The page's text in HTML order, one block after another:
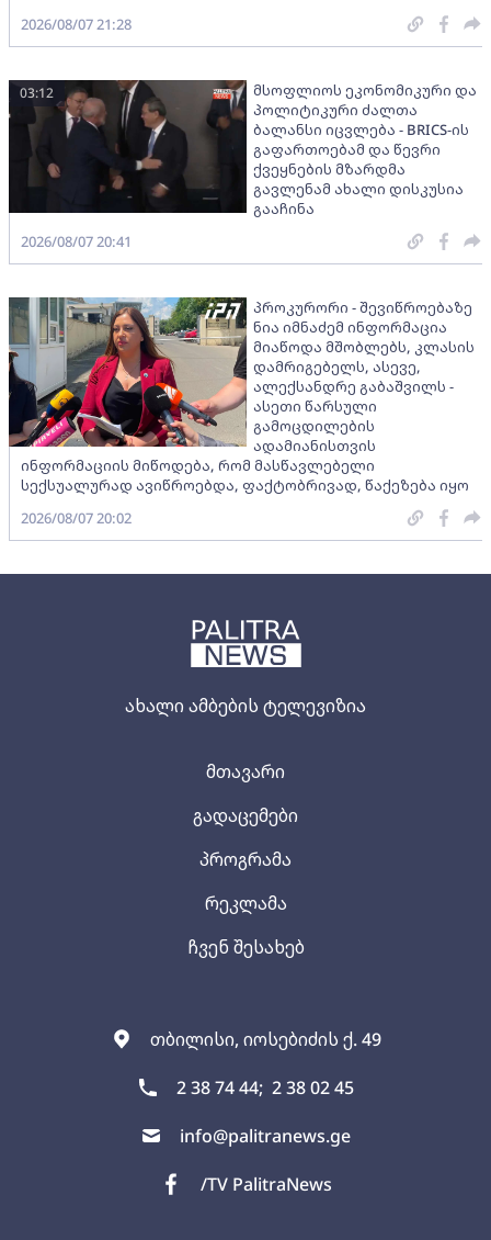
ახალი ამბების ტელევიზია
თბილისი, იოსებიძის ქ. 49
2 38 74 44; 2 38 02 45
info@palitranews.ge
/TV PalitraNews
მთავარი
გადაცემები
პროგრამა
რეკლამა
ჩვენ შესახებ
2026/08/07 21:28
მსოფლიოს ეკონომიკური და
პოლიტიკური ძალთა
ბალანსი იცვლება - BRICS-ის
გაფართოებამ და წევრი
ქვეყნების მზარდმა
გავლენამ ახალი დისკუსია
გააჩინა
03:12
2026/08/07 20:41
პროკურორი - შევიწროებაზე
ნია იმნაძემ ინფორმაცია
მიაწოდა მშობლებს, კლასის
დამრიგებელს, ასევე,
ალექსანდრე გაბაშვილს -
ასეთი წარსული
გამოცდილების
ადამიანისთვის
ინფორმაციის მიწოდება, რომ მასწავლებელი
სექსუალურად ავიწროებდა, ფაქტობრივად, წაქეზება იყო
2026/08/07 20:02